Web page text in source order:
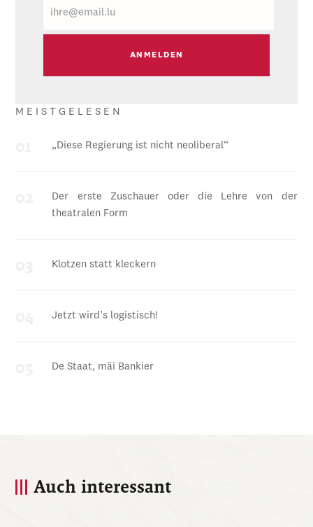
Mail
MEISTGELESEN
„Diese Regierung ist nicht neoliberal“
Der erste Zuschauer oder die Lehre von der
theatralen Form
Klotzen statt kleckern
Jetzt wird’s logistisch!
De Staat, mäi Bankier
Auch interessant